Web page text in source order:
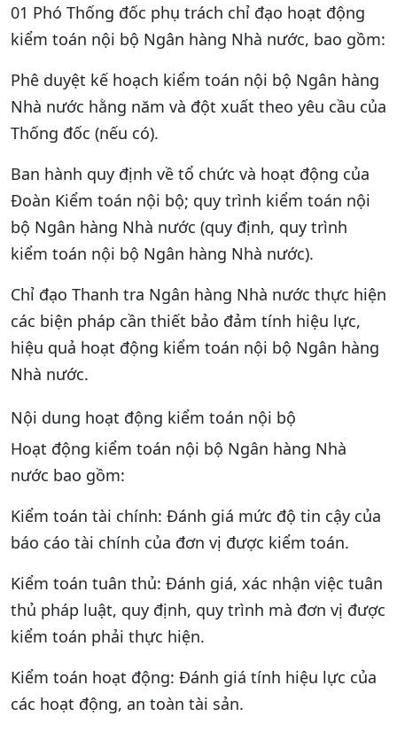
01 Phó Thống đốc phụ trách chỉ đạo hoạt động
kiểm toán nội bộ Ngân hàng Nhà nước, bao gồm:
Phê duyệt kế hoạch kiểm toán nội bộ Ngân hàng
Nhà nước hằng năm và đột xuất theo yêu cầu của
Thống đốc (nếu có).
Ban hành quy định về tổ chức và hoạt động của
Đoàn Kiểm toán nội bộ; quy trình kiểm toán nội
bộ Ngân hàng Nhà nước (quy định, quy trình
kiểm toán nội bộ Ngân hàng Nhà nước).
Chỉ đạo Thanh tra Ngân hàng Nhà nước thực hiện
các biện pháp cần thiết bảo đảm tính hiệu lực,
hiệu quả hoạt động kiểm toán nội bộ Ngân hàng
Nhà nước.
Nội dung hoạt động kiểm toán nội bộ
Hoạt động kiểm toán nội bộ Ngân hàng Nhà
nước bao gồm:
Kiểm toán tài chính: Đánh giá mức độ tin cậy của
báo cáo tài chính của đơn vị được kiểm toán.
Kiểm toán tuân thủ: Đánh giá, xác nhận việc tuân
thủ pháp luật, quy định, quy trình mà đơn vị được
kiểm toán phải thực hiện.
Kiểm toán hoạt động: Đánh giá tính hiệu lực của
các hoạt động, an toàn tài sản.